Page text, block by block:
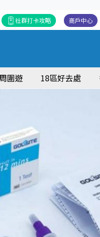
商戶中心
社群打卡攻略
圍遊 18區好去處